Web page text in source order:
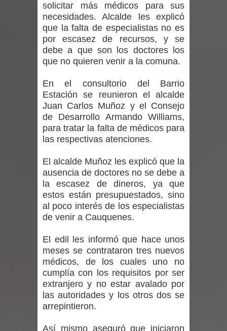
Matrimonios Linarenses Celebraron
Bodas de Oro
Departamento Comunal de Salud de
vacunación contra la Influenza y otros
virus respiratorios
Empedrado desarrolló con éxito el
desafío guerreros 2026
Banda linarense Los Remembers
regresa de Brasil tras impulsar un
intercambio musical y pedagógico
con comunidades escolares
Alta positividad en influenza hace que
expertos reiteren llamado a
vacunarse
Mario Meza endurece críticas contra
solicitar más médicos para sus
necesidades. Alcalde les explicó
que la falta de especialistas no es
por escasez de recursos, y se
debe a que son los doctores los
que no quieren venir a la comuna.
En el consultorio del Barrio
Estación se reunieron el alcalde
Juan Carlos Muñoz y el Consejo
de Desarrollo Armando Williams,
para tratar la falta de médicos para
las respectivas atenciones.
El alcalde Muñoz les explicó que la
ausencia de doctores no se debe a
la escasez de dineros, ya que
estos están presupuestados, sino
al poco interés de los especialistas
de venir a Cauquenes.
El edil les informó que hace unos
meses se contrataron tres nuevos
médicos, de los cuales uno no
cumplía con los requisitos por ser
extranjero y no estar avalado por
las autoridades y los otros dos se
arrepintieron.
Así mismo aseguró que iniciaron